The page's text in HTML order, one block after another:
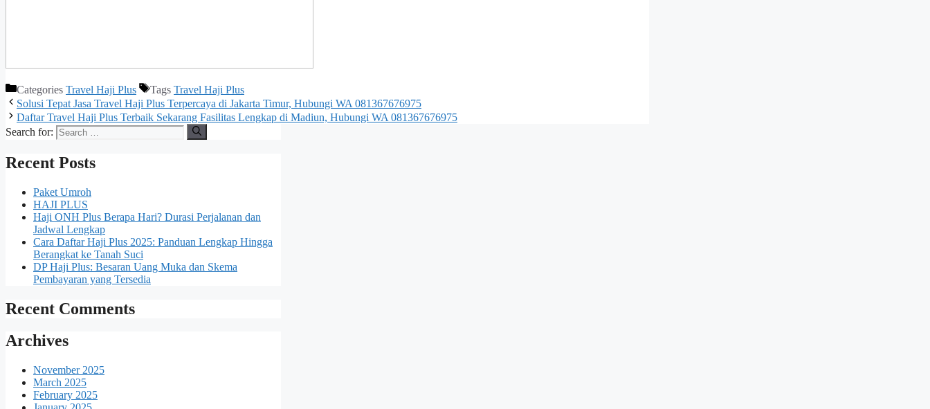
Categories Travel Haji Plus Tags Travel Haji Plus
Solusi Tepat Jasa Travel Haji Plus Terpercaya di Jakarta Timur, Hubungi WA 081367676975
Daftar Travel Haji Plus Terbaik Sekarang Fasilitas Lengkap di Madiun, Hubungi WA 081367676975
Search for:
Recent Posts
Paket Umroh
HAJI PLUS
Haji ONH Plus Berapa Hari? Durasi Perjalanan dan
Jadwal Lengkap
Cara Daftar Haji Plus 2025: Panduan Lengkap Hingga
Berangkat ke Tanah Suci
DP Haji Plus: Besaran Uang Muka dan Skema
Pembayaran yang Tersedia
Recent Comments
Archives
November 2025
March 2025
February 2025